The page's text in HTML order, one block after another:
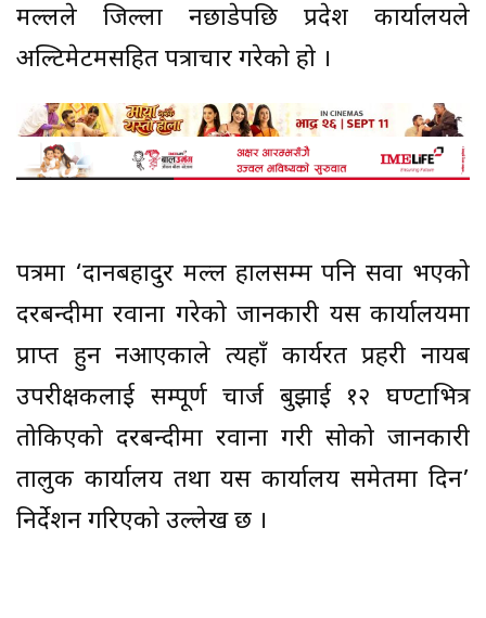
मल्लले जिल्ला नछाडेपछि प्रदेश कार्यालयले
अल्टिमेटमसहित पत्राचार गरेको हो ।
पत्रमा ‘दानबहादुर मल्ल हालसम्म पनि सरुवा भएको
दरबन्दीमा रवाना गरेको जानकारी यस कार्यालयमा
प्राप्त हुन नआएकाले त्यहाँ कार्यरत प्रहरी नायब
उपरीक्षकलाई सम्पूर्ण चार्ज बुझाई १२ घण्टाभित्र
तोकिएको दरबन्दीमा रवाना गरी सोको जानकारी
तालुक कार्यालय तथा यस कार्यालय समेतमा दिन’
निर्देशन गरिएको उल्लेख छ ।